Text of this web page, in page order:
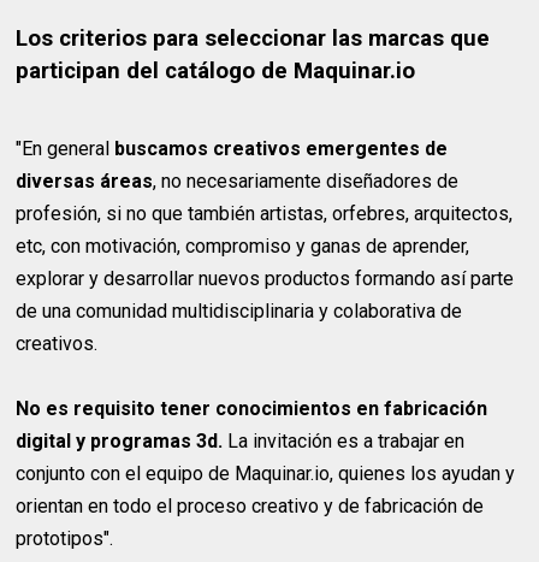
Los criterios para seleccionar las marcas que
participan del catálogo de Maquinar.io
"En general buscamos creativos emergentes de
diversas áreas, no necesariamente diseñadores de
profesión, si no que también artistas, orfebres, arquitectos,
etc, con motivación, compromiso y ganas de aprender,
explorar y desarrollar nuevos productos formando así parte
de una comunidad multidisciplinaria y colaborativa de
creativos.
No es requisito tener conocimientos en fabricación
digital y programas 3d. La invitación es a trabajar en
conjunto con el equipo de Maquinar.io, quienes los ayudan y
orientan en todo el proceso creativo y de fabricación de
prototipos".